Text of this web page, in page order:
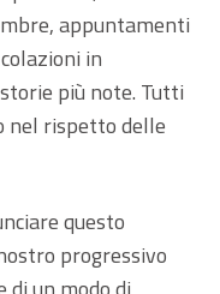
appuntamenti
in
più note. Tutti
nel rispetto delle
questo
progressivo